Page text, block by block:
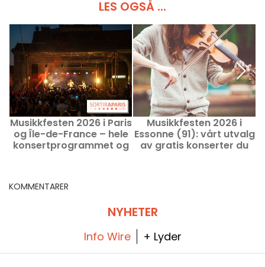
LES OGSÅ ...
Musikkfesten 2026 i Paris
og Île-de-France – hele
konsertprogrammet og
Musikkfesten 2026 i
Essonne (91): vårt utvalg
av gratis konserter du
KOMMENTARER
NYHETER
Info Wire + Lyder